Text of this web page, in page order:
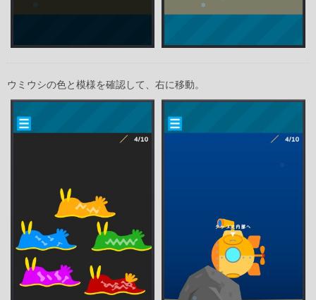
ウミウシの色と模様を確認して、右に移動。